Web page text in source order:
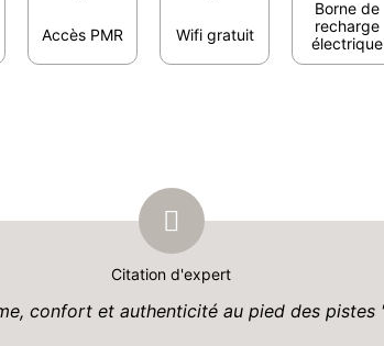
Accès PMR Wifi gratuit
Borne de
recharge
électrique
Citation d'expert
confort et authenticité au pied des pistes